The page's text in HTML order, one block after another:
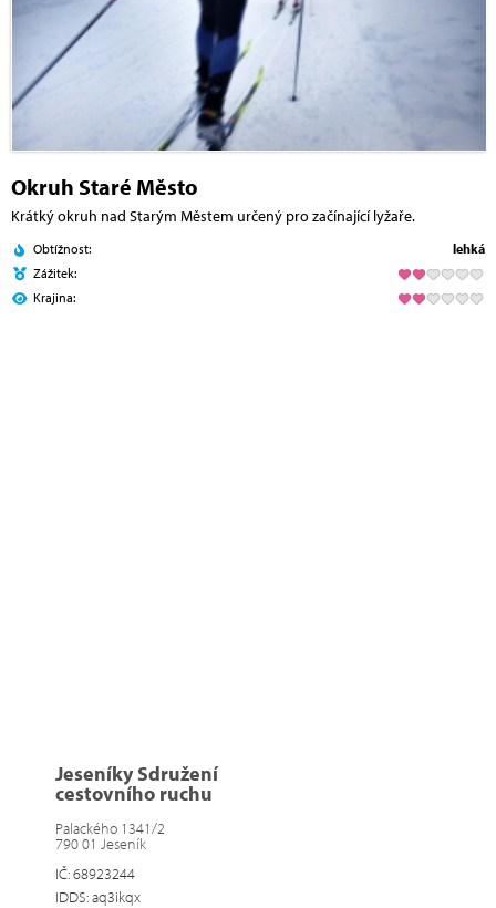
Okruh Staré Město
Krátký okruh nad Starým Městem určený pro začínající lyžaře.
Obtížnost:
lehká
Zážitek:
Krajina:
Jeseníky Sdružení
cestovního ruchu
Palackého 1341/2
790 01 Jeseník
IČ: 68923244
IDDS: aq3ikqx